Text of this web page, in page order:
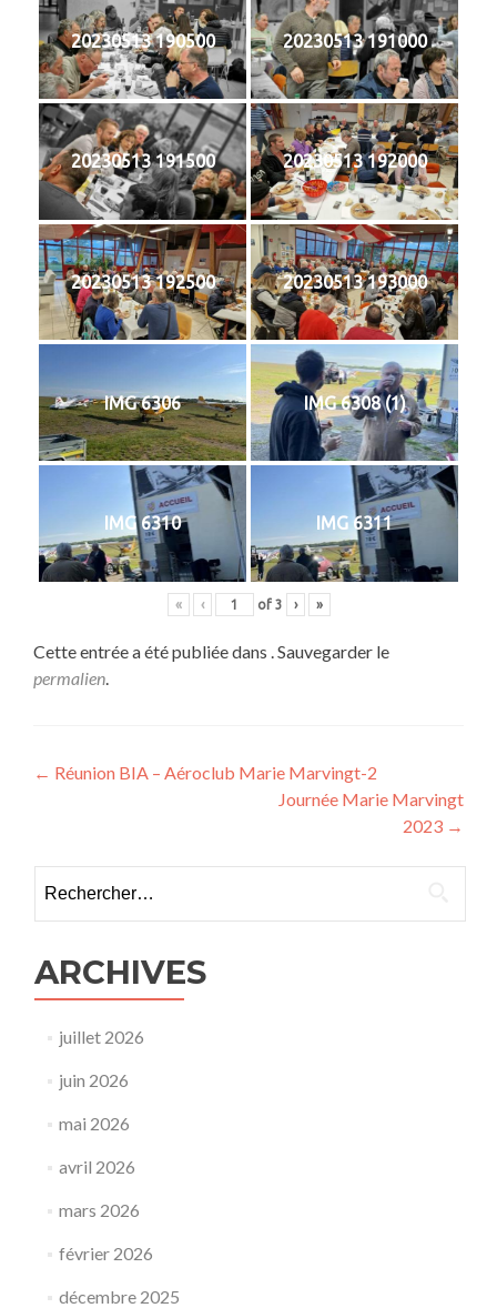
20230513 190500 20230513 191000
20230513 191500 20230513 192000
20230513 192500 20230513 193000
IMG 6306 IMG 6308 (1)
IMG 6310 IMG 6311
« ‹ of 3 › »
Cette entrée a été publiée dans . Sauvegarder le
permalien
Navigation
← Réunion BIA – Aéroclub Marie Marvingt-2
Journée Marie Marvingt
2023 →
ARCHIVES
juillet 2026
juin 2026
mai 2026
avril 2026
mars 2026
février 2026
décembre 2025